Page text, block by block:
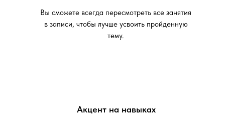
Вы сможете всегда пересмотреть все занятия
в записи, чтобы лучше усвоить пройденную
тему.
Акцент на навыках